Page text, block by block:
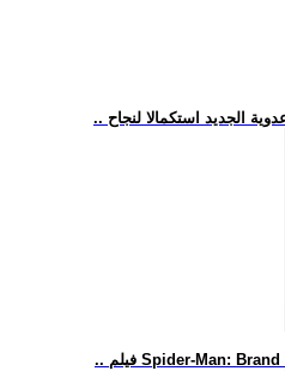
الجديد استكمالا لنجاح